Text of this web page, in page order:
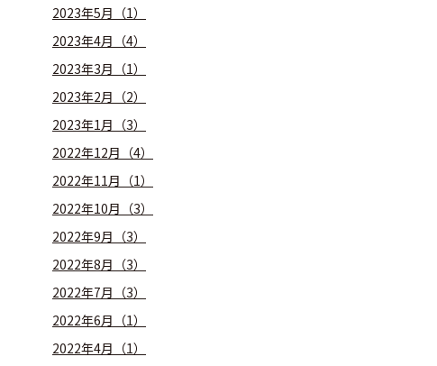
2023年5月（1）
2023年4月（4）
2023年3月（1）
2023年2月（2）
2023年1月（3）
2022年12月（4）
2022年11月（1）
2022年10月（3）
2022年9月（3）
2022年8月（3）
2022年7月（3）
2022年6月（1）
2022年4月（1）